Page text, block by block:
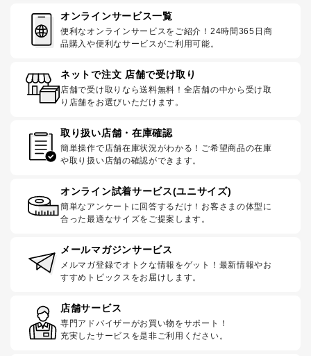
オンラインサービス一覧
便利なオンラインサービスをご紹介！24時間365日商
品購入や便利なサービスがご利用可能。
ネットで注文 店舗で受け取り
店舗で受け取りなら送料無料！全店舗の中から受け取
り店舗をお選びいただけます。
取り扱い店舗・在庫確認
簡単操作で店舗在庫状況がわかる！ご希望商品の在庫
や取り扱い店舗の確認ができます。
オンライン試着サービス(ユニサイズ)
簡単なアンケートに回答するだけ！お客さまの体型に
合った最適なサイズをご提案します。
メールマガジンサービス
メルマガ登録でオトクな情報をゲット！最新情報やお
すすめトピックスをお届けします。
店舗サービス
専門アドバイザーがお買い物をサポート！
充実したサービスを是非ご利用ください。